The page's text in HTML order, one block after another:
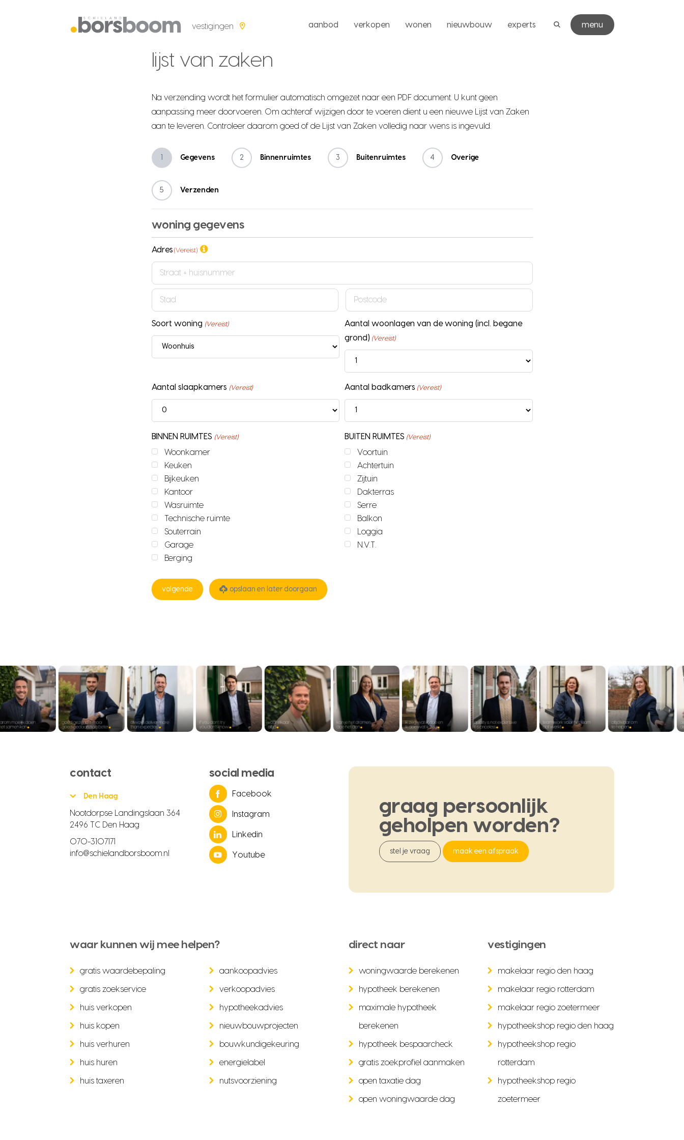
vestigingen aanbod verkopen wonen nieuwbouw experts menu
lijst van zaken
Na verzending wordt het formulier automatisch omgezet naar een PDF document. U kunt geen
aanpassing meer doorvoeren. Om achteraf wijzigen door te voeren dient u een nieuwe Lijst van Zaken
aan te leveren. Controleer daarom goed of de Lijst van Zaken volledig naar wens is ingevuld.
Gegevens 2 Binnenruimtes 3 Buitenruimtes 4 Overige
5 Verzenden
woning gegevens
Adres (Vereist)
Straat
+
huisnummer
Stad Postcode
Soort woning (Vereist)
Aantal woonlagen van de woning (incl. begane
grond) (Vereist)
Aantal slaapkamers (Vereist) Aantal badkamers (Vereist)
BINNEN RUIMTES (Vereist)
Woonkamer
Keuken
Bijkeuken
Kantoor
Wasruimte
Technische ruimte
Souterrain
Garage
Berging
BUITEN RUIMTES (Vereist)
Voortuin
Achtertuin
Zijtuin
Dakterras
Serre
Balkon
Loggia
N.V.T.
opslaan en later doorgaan
contact
Den Haag
Nootdorpse Landingslaan 364
2496 TC Den Haag
070-3107171
info@schielandborsboom.nl
social media
Facebook
Instagram
Linkedin
Youtube
graag persoonlijk
geholpen worden?
stel je vraag maak een afspraak
waar kunnen wij mee helpen?
gratis waardebepaling
gratis zoekservice
huis verkopen
huis kopen
huis verhuren
huis huren
huis taxeren
aankoopadvies
verkoopadvies
hypotheekadvies
nieuwbouwprojecten
bouwkundigekeuring
energielabel
nutsvoorziening
direct naar
woningwaarde berekenen
hypotheek berekenen
maximale hypotheek
berekenen
hypotheek bespaarcheck
gratis zoekprofiel aanmaken
open taxatie dag
open woningwaarde dag
vestigingen
makelaar regio den haag
makelaar regio rotterdam
makelaar regio zoetermeer
hypotheekshop regio den haag
hypotheekshop regio
rotterdam
hypotheekshop regio
zoetermeer